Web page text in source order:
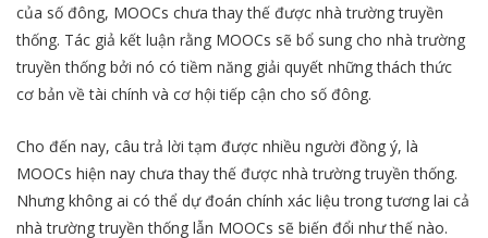
của số đông, MOOCs chưa thay thế được nhà trường truyền
thống. Tác giả kết luận rằng MOOCs sẽ bổ sung cho nhà trường
truyền thống bởi nó có tiềm năng giải quyết những thách thức
cơ bản về tài chính và cơ hội tiếp cận cho số đông.
Cho đến nay, câu trả lời tạm được nhiều người đồng ý, là
MOOCs hiện nay chưa thay thế được nhà trường truyền thống.
Nhưng không ai có thể dự đoán chính xác liệu trong tương lai cả
nhà trường truyền thống lẫn MOOCs sẽ biến đổi như thế nào.